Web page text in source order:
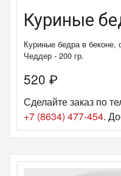
Куриные
Куриные бедра в беконе,
Чеддер - 200 гр.
520 ₽
Сделайте заказ по
+7 (8634) 477-454.